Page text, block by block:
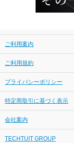
ご利用案内
ご利用規約
プライバシーポリシー
特定商取引に基づく表示
会社案内
TECHTUIT GROUP